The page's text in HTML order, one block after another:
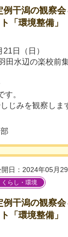
例干潟の観察
「環境整備」
日（日）
田水辺の楽校前
。
じみを観察しま
開日：2024年05月
くらし・環境
例干潟の観察
「環境整備」